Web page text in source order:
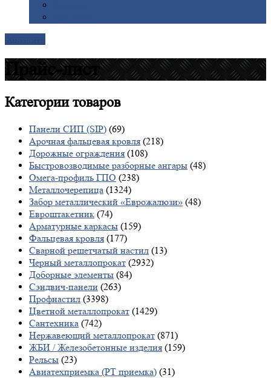
Прайс-лист
Категориитоваров
Панели СИП (SIP) (69)
Арочная фальцевая кровля (218)
Дорожные ограждения (108)
Быстровозводимые разборные ангары (48)
Омега-профиль ГПО (238)
Металлочерепица (1324)
Забор металлический «Еврожалюзи» (48)
Евроштакетник (74)
Арматурные каркасы (159)
Фальцевая кровля (177)
Сварной решетчатый настил (13)
Черный металлопрокат (2932)
Доборные элементы (84)
Сэндвич-панели (263)
Профнастил (3398)
Цветной металлопрокат (1429)
Сантехника (742)
Нержавеющий металлопрокат (871)
ЖБИ / Железобетонные изделия (159)
Рельсы (23)
Авиатехприемка (РТ приемка) (31)